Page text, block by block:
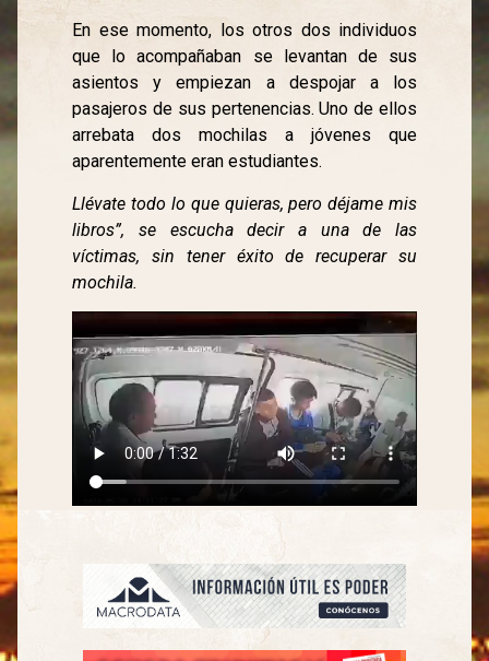
En ese momento, los otros dos individuos
que lo acompañaban se levantan de sus
asientos y empiezan a despojar a los
pasajeros de sus pertenencias. Uno de ellos
arrebata dos mochilas a jóvenes que
aparentemente eran estudiantes.
Llévate todo lo que quieras, pero déjame mis
libros”, se escucha decir a una de las
víctimas, sin tener éxito de recuperar su
mochila.